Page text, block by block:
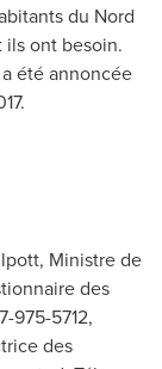
du Nord
ils ont besoin.
été annoncée
Ministre de
des
975-5712,
des